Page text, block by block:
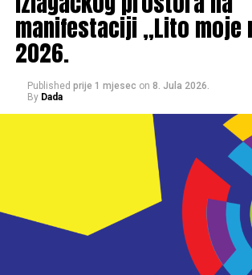
manifestaciji „Lito moje
2026.
Published prije 1 mjesec on 8. Jula 2026.
By Dada